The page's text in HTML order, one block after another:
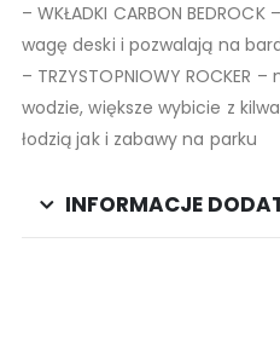
– WKŁADKI CARBON
wagę deski i pozwalają na
– TRZYSTOPNIOWY ROCKER
wodzie, większe wybicie z
łodzią jak i zabawy na parku
INFORMACJE